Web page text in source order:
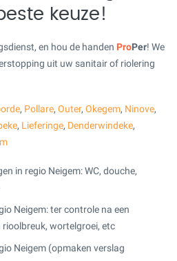
keuze!
en hou de handen ProPer! We
uit uw sanitair of riolering
, Pollare, Outer, Okegem, Ninove,
, Lieferinge, Denderwindeke,
in regio Neigem: WC, douche,
Neigem: ter controle na een
wortelgroei, etc
Neigem (opmaken verslag